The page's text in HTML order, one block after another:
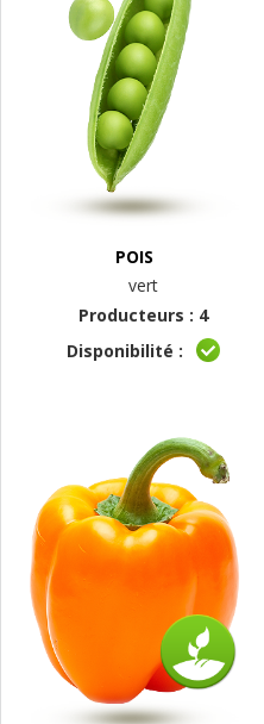
POIS
vert
Producteurs : 4
Disponibilité :